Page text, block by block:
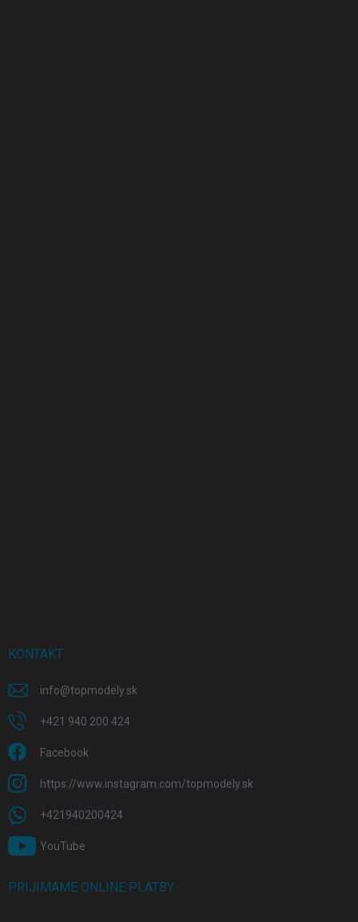
KONTAKT
info@topmodely.sk
+421 940 200 424
Facebook
https://www.instagram.com/topmodely.sk
+421940200424
YouTube
PRIJÍMAME ONLINE PLATBY